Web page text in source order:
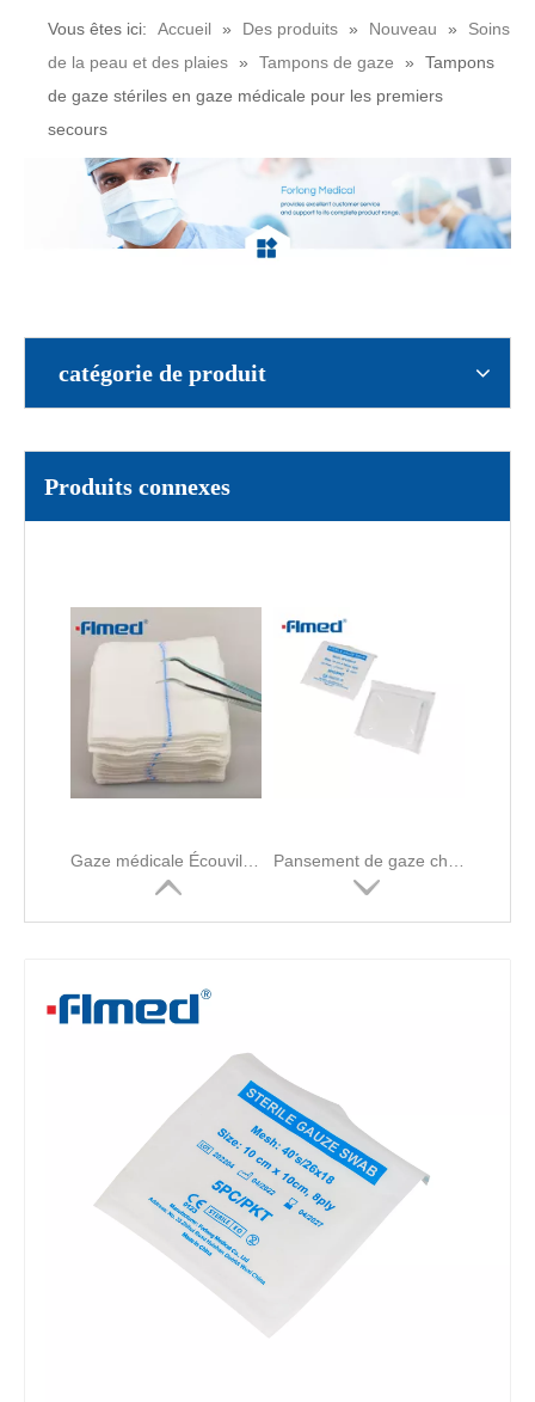
Vous êtes ici: Accueil » Des produits » Nouveau »
Soins
de la peau et des plaies » Tampons de gaze »
Tampons
de gaze stériles en gaze médicale pour les premiers
secours
catégorie de produit
Produits connexes
Tampon de gaze médical jetable, paquet de 100